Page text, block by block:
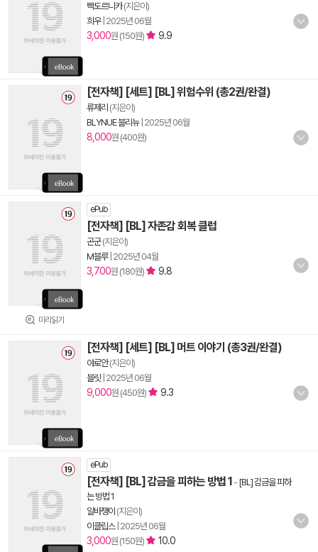
빡도르니카(지은이)
희우| 2025년 06월
3,000원 (150원) 9.9
[전자책] [세트] [BL] 위험수위 (총2권/완결)
류제리 (지은이)
BLYNUE 블리뉴| 2025년 06월
8,000원 (400원)
미리읽기
ePub
[전자책] [BL] 자존감 회복 클럽
곤군(지은이)
M블루| 2025년 04월
3,700원 (180원) 9.8
[전자책] [세트] [BL] 머트 이야기 (총3권/완결)
야로안(지은이)
블릿 2025년 06월
9,000원 (450원) 9.3
ePub
[전자책] [BL] 감금을 피하는 방법 1 - [BL] 감금을 피하
는 방법 1
알바쟁이 (지은이)
이클립스| 2025년 06월
3,000원 (150원) 10.0